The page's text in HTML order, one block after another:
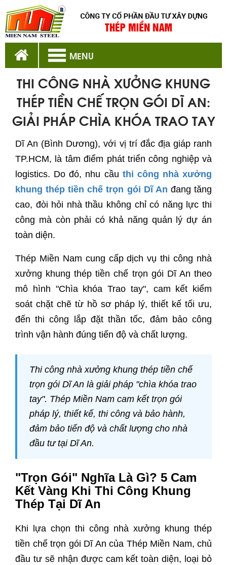
MENU
THI CÔNG NHÀ XƯỞNG KHUNG
THÉP TIỀN CHẾ TRỌN GÓI DĨ AN:
GIẢI PHÁP CHÌA KHÓA TRAO TAY
Dĩ An (Bình Dương), với vị trí đắc địa giáp ranh
TP.HCM, là tâm điểm phát triển công nghiệp và
logistics. Do đó, nhu cầu thi công nhà xưởng
khung thép tiền chế trọn gói Dĩ An đang tăng
cao, đòi hỏi nhà thầu không chỉ có năng lực thi
công mà còn phải có khả năng quản lý dự án
toàn diện.
Thép Miền Nam cung cấp dịch vụ thi công nhà
xưởng khung thép tiền chế trọn gói Dĩ An theo
mô hình "Chìa khóa Trao tay", cam kết kiểm
soát chặt chẽ từ hồ sơ pháp lý, thiết kế tối ưu,
đến thi công lắp đặt thần tốc, đảm bảo công
trình vận hành đúng tiến độ và chất lượng.
Thi công nhà xưởng khung thép tiền chế
trọn gói Dĩ An là giải pháp "chìa khóa trao
tay". Thép Miền Nam cam kết trọn gói
pháp lý, thiết kế, thi công và bảo hành,
đảm bảo tiến độ và chất lượng cho nhà
đầu tư tại Dĩ An.
"Trọn Gói" Nghĩa Là Gì? 5 Cam
Kết Vàng Khi Thi Công Khung
Thép Tại Dĩ An
Khi lựa chọn thi công nhà xưởng khung thép
tiền chế trọn gói Dĩ An của Thép Miền Nam, chủ
đầu tư sẽ nhận được cam kết toàn diện, loại bỏ